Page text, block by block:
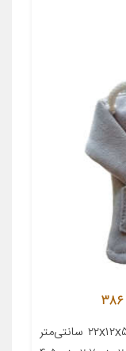
معرفی محصول جزئیات محصول ابعاد ۲۲x۱۲x۵ سانتی‌متر